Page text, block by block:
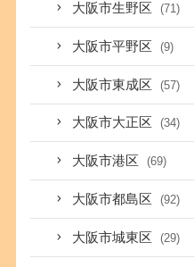
大阪市生野区 (71)
大阪市平野区 (9)
大阪市東成区 (57)
大阪市大正区 (34)
大阪市港区 (69)
大阪市都島区 (92)
大阪市城東区 (29)